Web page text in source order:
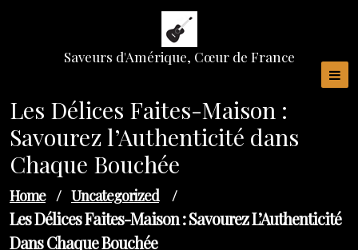
Saveurs d'Amérique, Cœur de France
Les Délices Faites-Maison :
Savourez l’Authenticité dans
Chaque Bouchée
Home / Uncategorized /
Les Délices Faites-Maison : Savourez L’Authenticité
Dans Chaque Bouchée